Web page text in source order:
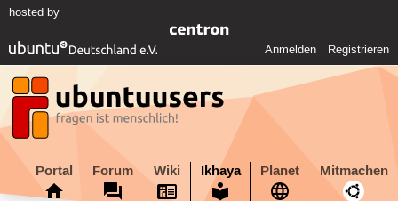
hosted by
Anmelden Registrieren
Portal Forum Wiki Ikhaya Planet Mitmachen